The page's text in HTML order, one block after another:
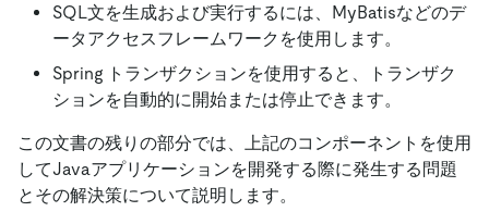
SQL文を生成および実行するには、MyBatisなどのデ
ータアクセスフレームワークを使用します。
Spring トランザクションを使用すると、トランザク
ションを自動的に開始または停止できます。
この文書の残りの部分では、上記のコンポーネントを使用
してJavaアプリケーションを開発する際に発生する問題
とその解決策について説明します。